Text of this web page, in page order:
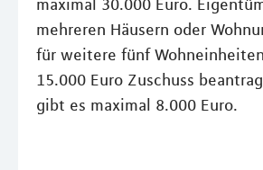
maximal 30.000 Euro.
mehreren Häusern oder
für weitere fünf
15.000 Euro Zuschuss
gibt es maximal 8.000 Euro.